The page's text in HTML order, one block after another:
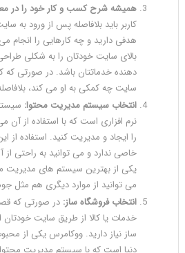
همیشه شرح کسب و کار خود را در
کاربر باید بلافاصله پس از ورود به
هدفی دارید و چه کارهایی را انجام
بالای سایت خودتان را به شکلی
دهنده خدماتتان باشد. در صورتی که
سایت چه کمکی به او می کند،
انتخاب سیستم مدیریت محتوا:
نرم افزاری است که با استفاده از آن
را ایجاد و مدیریت کنید. استفاده از
خاصی ندارد و می توانید به راحتی از
یکی از بهترین سیستم های مدیریت
می توانید از موارد دیگری هم مثل
انتخاب فروشگاه ساز: در صورتی که
خدمات یا کالا از طریق سایت خودتان
ساز نیاز دارید. ووکامرس یکی از
دنیا است که با سیستم مدیریت